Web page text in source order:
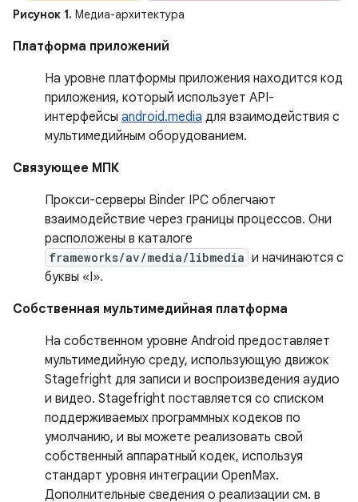
Рисунок 1. Медиа-архитектура
Платформа приложений
На уровне платформы приложения находится код
приложения, который использует API-
интерфейсы android.media для взаимодействия с
мультимедийным оборудованием.
Связующее МПК
Прокси-серверы Binder IPC облегчают
взаимодействие через границы процессов. Они
расположены в каталоге
frameworks/av/media/libmedia и начинаются с
буквы «I».
Собственная мультимедийная платформа
На собственном уровне Android предоставляет
мультимедийную среду, использующую движок
Stagefright для записи и воспроизведения аудио
и видео. Stagefright поставляется со списком
поддерживаемых программных кодеков по
умолчанию, и вы можете реализовать свой
собственный аппаратный кодек, используя
стандарт уровня интеграции OpenMax.
Дополнительные сведения о реализации см. в